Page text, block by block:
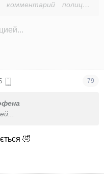
комментарий полиция
79
🤣